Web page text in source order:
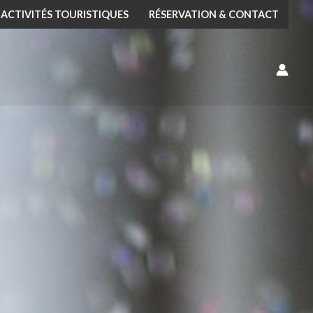
ACTIVITÉS TOURISTIQUES RÉSERVATION & CONTACT